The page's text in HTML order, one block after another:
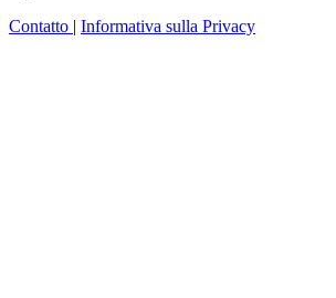
Contatto | Informativa sulla Privacy